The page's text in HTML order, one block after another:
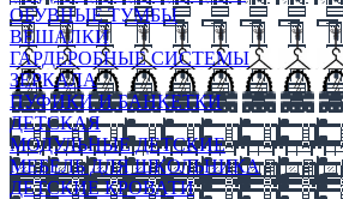
ОБУВНЫЕ ТУМБЫ
ВЕШАЛКИ
ГАРДЕРОБНЫЕ СИСТЕМЫ
ЗЕРКАЛА
ПУФИКИ И БАНКЕТКИ
ДЕТСКАЯ
МОДУЛЬНЫЕ ДЕТСКИЕ
МЕБЕЛЬ ДЛЯ ШКОЛЬНИКА
ДЕТСКИЕ КРОВАТИ